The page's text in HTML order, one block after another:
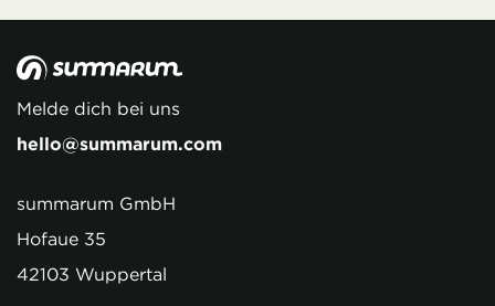
Melde dich bei uns
hello@summarum.com
summarum GmbH
Hofaue 35
42103 Wuppertal